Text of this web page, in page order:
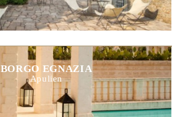
BORGO EGNAZIA
Apulien